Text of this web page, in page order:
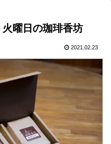
曜日の珈琲香坊
2021.02.23